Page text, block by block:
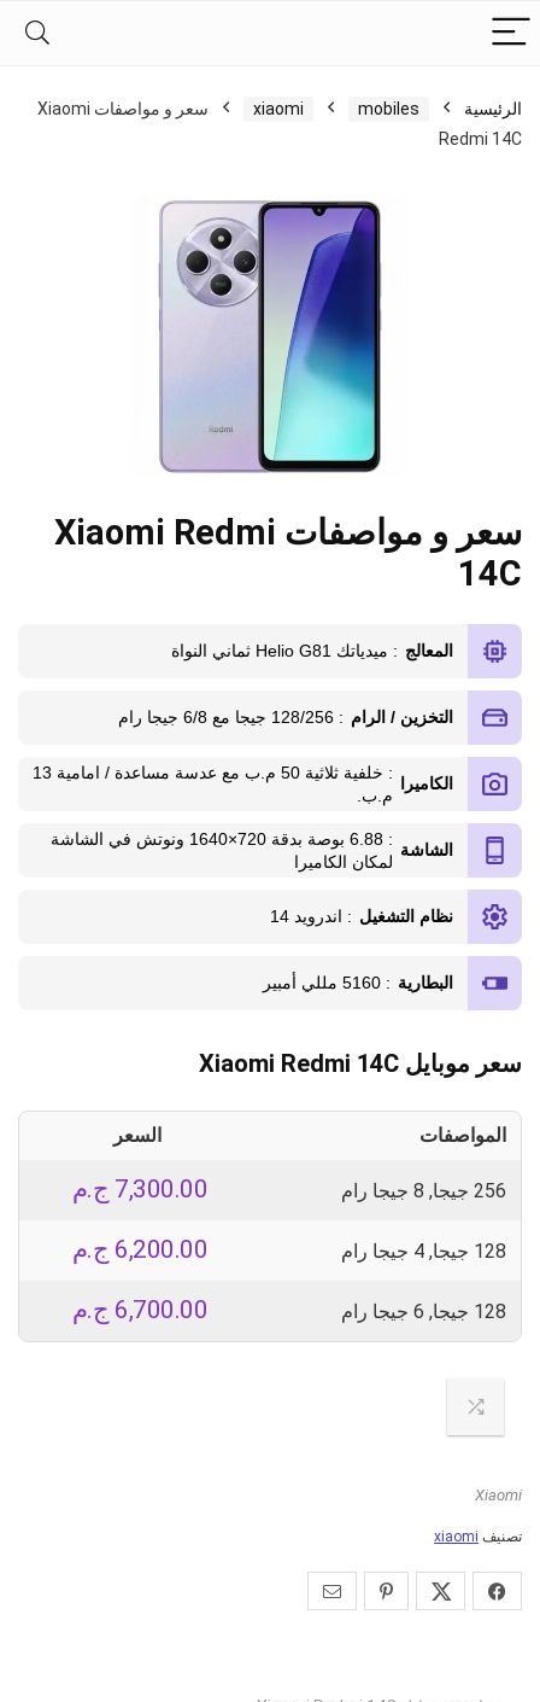
الرئيسية mobiles
xiaomi
سعر و مواصفات Xiaomi
Redmi 14C
سعر و مواصفات Xiaomi Redmi
14C
المعالج : ميدياتك Helio G81 ثماني النواة
التخزين / الرام : 128/256 جيجا مع 6/8 جيجا رام
الكاميرا
: خلفية ثلاثية 50 م.ب مع عدسة مساعدة / امامية 13
م.ب.
الشاشة
: 6.88 بوصة بدقة 720×1640 ونوتش في الشاشة
لمكان الكاميرا
نظام التشغيل : اندرويد 14
البطارية : 5160 مللي أمبير
سعر موبايل Xiaomi Redmi 14C
المواصفات السعر
256 جيجا, 8 جيجا رام ج.م 7,300.00
128 جيجا, 4 جيجا رام ج.م 6,200.00
128 جيجا, 6 جيجا رام ج.م 6,700.00
Xiaomi
تصنيف xiaomi